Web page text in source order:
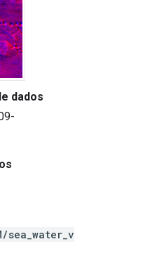
dados
sea_water_v